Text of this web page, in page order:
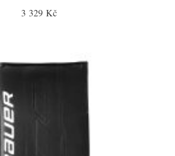
3 329 Kč